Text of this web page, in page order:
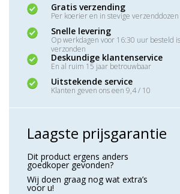
Gratis verzending
Per koerier en in stevige verzenddozen
Snelle levering
Op werkdagen voor 16:30 uur besteld
verzonden
Deskundige klantenservice
En al ruim 15 jaar betrouwbaar
Uitstekende service
Klanten geven ons een 9,4 / 10
Laagste prijsgarantie
Dit product ergens anders
goedkoper gevonden?
Wij doen graag nog wat extra’s
voor u!